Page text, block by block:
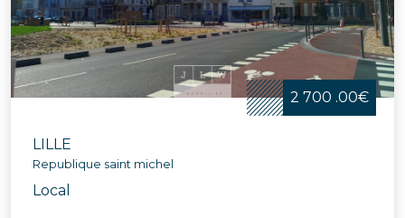
2 700 .00€
LILLE
Republique saint michel
Local